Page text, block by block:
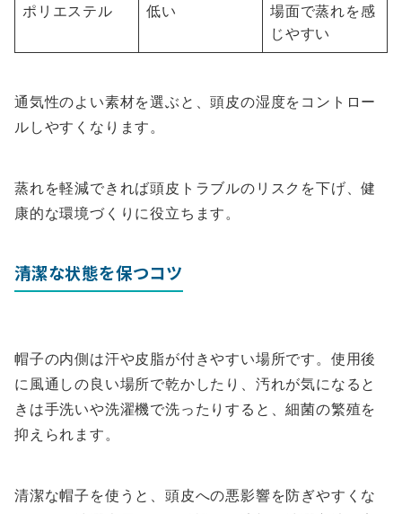
ポリエステル 低い
場面で蒸れを感
じやすい
通気性のよい素材を選ぶと、頭皮の湿度をコントロー
ルしやすくなります。
蒸れを軽減できれば頭皮トラブルのリスクを下げ、健
康的な環境づくりに役立ちます。
清潔な状態を保つコツ
帽子の内側は汗や皮脂が付きやすい場所です。使用後
に風通しの良い場所で乾かしたり、汚れが気になると
きは手洗いや洗濯機で洗ったりすると、細菌の繁殖を
抑えられます。
清潔な帽子を使うと、頭皮への悪影響を防ぎやすくな